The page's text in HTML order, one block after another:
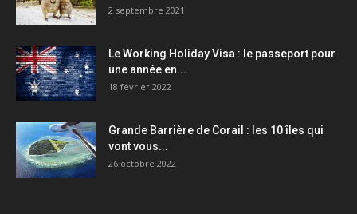
2 septembre 2021
Le Working Holiday Visa : le passeport pour
une année en...
18 février 2022
Grande Barrière de Corail : les 10 îles qui
vont vous...
26 octobre 2022